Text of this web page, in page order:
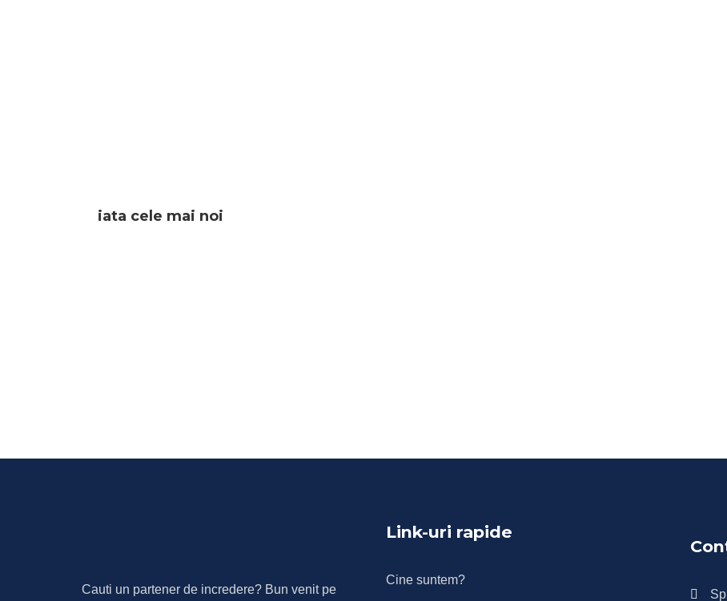
iata cele mai noi
Cauti un partener de incredere? Bun venit pe
Link-uri rapide
Cine suntem?